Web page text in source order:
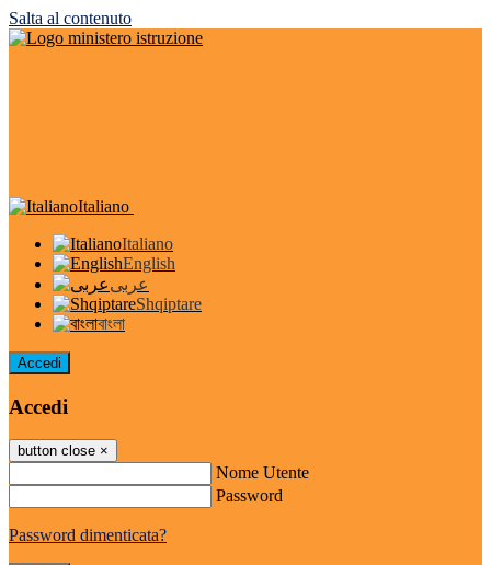
Salta al contenuto
Italiano
Italiano
English
عربى
Shqiptare
বাংলা
Accedi
Accedi
button close ×
Nome Utente
Password
Password dimenticata?